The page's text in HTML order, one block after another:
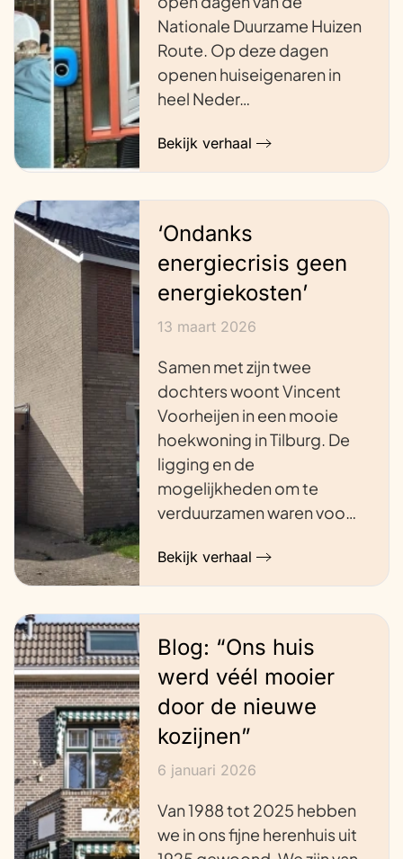
Nationale Duurzame Huizen
Route. Op deze dagen
openen huiseigenaren in
heel Neder…
Bekijk verhaal
‘Ondanks
energiecrisis geen
energiekosten’
13 maart 2026
Samen met zijn twee
dochters woont Vincent
Voorheijen in een mooie
hoekwoning in Tilburg. De
ligging en de
mogelijkheden om te
verduurzamen waren voo…
Bekijk verhaal
Blog: “Ons huis
werd véél mooier
door de nieuwe
kozijnen”
6 januari 2026
Van 1988 tot 2025 hebben
we in ons fijne herenhuis uit